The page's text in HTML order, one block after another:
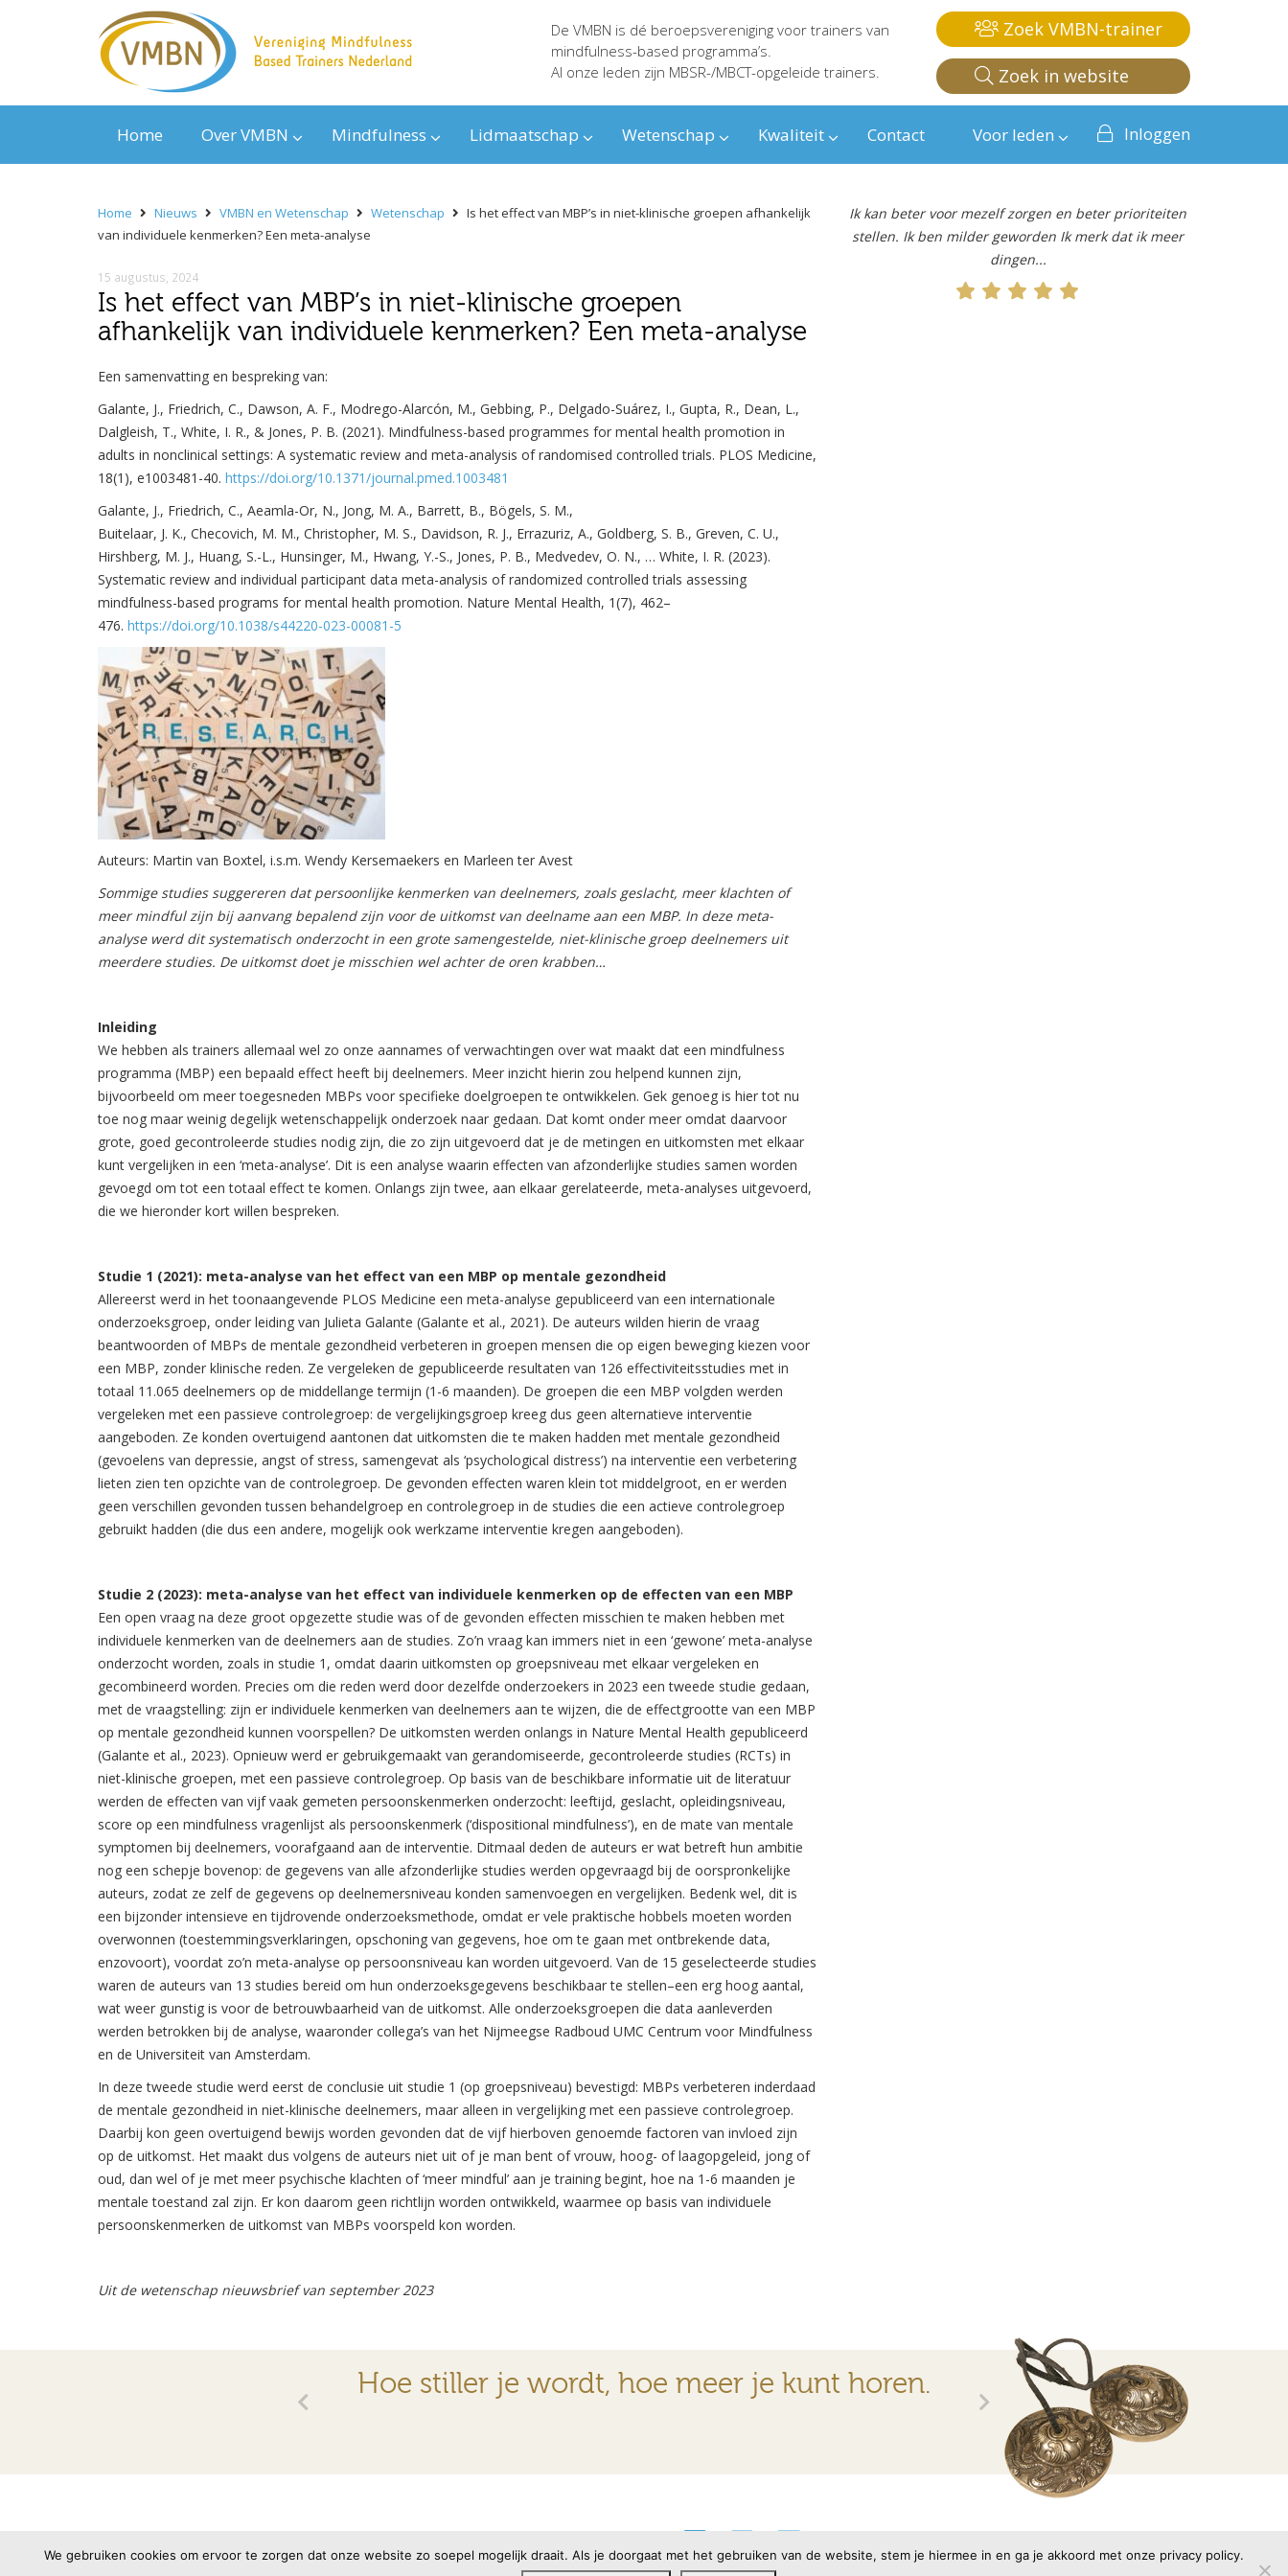
De VMBN is dé beroepsvereniging voor trainers van
mindfulness-based programma’s.
Al onze leden zijn MBSR-/MBCT-opgeleide trainers.
Zoek VMBN-trainer
Zoek in website
Home Over VMBN Mindfulness Lidmaatschap Wetenschap Kwaliteit Contact Voor leden Inloggen
Home Nieuws VMBN en Wetenschap Wetenschap
Is het effect van MBP’s in niet-klinische groepen afhankelijk
van individuele kenmerken? Een meta-analyse
15 augustus, 2024
Is het effect van MBP’s in niet-klinische groepen
afhankelijk van individuele kenmerken? Een meta-analyse
Een samenvatting en bespreking van:
Galante, J., Friedrich, C., Dawson, A. F., Modrego-Alarcón, M., Gebbing, P., Delgado-Suárez, I., Gupta, R., Dean, L.,
Dalgleish, T., White, I. R., & Jones, P. B. (2021). Mindfulness-based programmes for mental health promotion in
adults in nonclinical settings: A systematic review and meta-analysis of randomised controlled trials. PLOS Medicine,
18(1), e1003481-40. https://doi.org/10.1371/journal.pmed.1003481
Galante, J., Friedrich, C., Aeamla-Or, N., Jong, M. A., Barrett, B., Bögels, S. M.,
Buitelaar, J. K., Checovich, M. M., Christopher, M. S., Davidson, R. J., Errazuriz, A., Goldberg, S. B., Greven, C. U.,
Hirshberg, M. J., Huang, S.-L., Hunsinger, M., Hwang, Y.-S., Jones, P. B., Medvedev, O. N., … White, I. R. (2023).
Systematic review and individual participant data meta-analysis of randomized controlled trials assessing
mindfulness-based programs for mental health promotion. Nature Mental Health, 1(7), 462–
476. https://doi.org/10.1038/s44220-023-00081-5
Auteurs: Martin van Boxtel, i.s.m. Wendy Kersemaekers en Marleen ter Avest
Sommige studies suggereren dat persoonlijke kenmerken van deelnemers, zoals geslacht, meer klachten of
meer mindful zijn bij aanvang bepalend zijn voor de uitkomst van deelname aan een MBP. In deze meta-
analyse werd dit systematisch onderzocht in een grote samengestelde, niet-klinische groep deelnemers uit
meerdere studies. De uitkomst doet je misschien wel achter de oren krabben…
Inleiding
We hebben als trainers allemaal wel zo onze aannames of verwachtingen over wat maakt dat een mindfulness
programma (MBP) een bepaald effect heeft bij deelnemers. Meer inzicht hierin zou helpend kunnen zijn,
bijvoorbeeld om meer toegesneden MBPs voor specifieke doelgroepen te ontwikkelen. Gek genoeg is hier tot nu
toe nog maar weinig degelijk wetenschappelijk onderzoek naar gedaan. Dat komt onder meer omdat daarvoor
grote, goed gecontroleerde studies nodig zijn, die zo zijn uitgevoerd dat je de metingen en uitkomsten met elkaar
kunt vergelijken in een ‘meta-analyse’. Dit is een analyse waarin effecten van afzonderlijke studies samen worden
gevoegd om tot een totaal effect te komen. Onlangs zijn twee, aan elkaar gerelateerde, meta-analyses uitgevoerd,
die we hieronder kort willen bespreken.
Studie 1 (2021): meta-analyse van het effect van een MBP op mentale gezondheid
Allereerst werd in het toonaangevende PLOS Medicine een meta-analyse gepubliceerd van een internationale
onderzoeksgroep, onder leiding van Julieta Galante (Galante et al., 2021). De auteurs wilden hierin de vraag
beantwoorden of MBPs de mentale gezondheid verbeteren in groepen mensen die op eigen beweging kiezen voor
een MBP, zonder klinische reden. Ze vergeleken de gepubliceerde resultaten van 126 effectiviteitsstudies met in
totaal 11.065 deelnemers op de middellange termijn (1-6 maanden). De groepen die een MBP volgden werden
vergeleken met een passieve controlegroep: de vergelijkingsgroep kreeg dus geen alternatieve interventie
aangeboden. Ze konden overtuigend aantonen dat uitkomsten die te maken hadden met mentale gezondheid
(gevoelens van depressie, angst of stress, samengevat als ‘psychological distress’) na interventie een verbetering
lieten zien ten opzichte van de controlegroep. De gevonden effecten waren klein tot middelgroot, en er werden
geen verschillen gevonden tussen behandelgroep en controlegroep in de studies die een actieve controlegroep
gebruikt hadden (die dus een andere, mogelijk ook werkzame interventie kregen aangeboden).
Studie 2 (2023): meta-analyse van het effect van individuele kenmerken op de effecten van een MBP
Een open vraag na deze groot opgezette studie was of de gevonden effecten misschien te maken hebben met
individuele kenmerken van de deelnemers aan de studies. Zo’n vraag kan immers niet in een ‘gewone’ meta-analyse
onderzocht worden, zoals in studie 1, omdat daarin uitkomsten op groepsniveau met elkaar vergeleken en
gecombineerd worden. Precies om die reden werd door dezelfde onderzoekers in 2023 een tweede studie gedaan,
met de vraagstelling: zijn er individuele kenmerken van deelnemers aan te wijzen, die de effectgrootte van een MBP
op mentale gezondheid kunnen voorspellen? De uitkomsten werden onlangs in Nature Mental Health gepubliceerd
(Galante et al., 2023). Opnieuw werd er gebruikgemaakt van gerandomiseerde, gecontroleerde studies (RCTs) in
niet-klinische groepen, met een passieve controlegroep. Op basis van de beschikbare informatie uit de literatuur
werden de effecten van vijf vaak gemeten persoonskenmerken onderzocht: leeftijd, geslacht, opleidingsniveau,
score op een mindfulness vragenlijst als persoonskenmerk (‘dispositional mindfulness’), en de mate van mentale
symptomen bij deelnemers, voorafgaand aan de interventie. Ditmaal deden de auteurs er wat betreft hun ambitie
nog een schepje bovenop: de gegevens van alle afzonderlijke studies werden opgevraagd bij de oorspronkelijke
auteurs, zodat ze zelf de gegevens op deelnemersniveau konden samenvoegen en vergelijken. Bedenk wel, dit is
een bijzonder intensieve en tijdrovende onderzoeksmethode, omdat er vele praktische hobbels moeten worden
overwonnen (toestemmingsverklaringen, opschoning van gegevens, hoe om te gaan met ontbrekende data,
enzovoort), voordat zo’n meta-analyse op persoonsniveau kan worden uitgevoerd. Van de 15 geselecteerde studies
waren de auteurs van 13 studies bereid om hun onderzoeksgegevens beschikbaar te stellen–een erg hoog aantal,
wat weer gunstig is voor de betrouwbaarheid van de uitkomst. Alle onderzoeksgroepen die data aanleverden
werden betrokken bij de analyse, waaronder collega’s van het Nijmeegse Radboud UMC Centrum voor Mindfulness
en de Universiteit van Amsterdam.
In deze tweede studie werd eerst de conclusie uit studie 1 (op groepsniveau) bevestigd: MBPs verbeteren inderdaad
de mentale gezondheid in niet-klinische deelnemers, maar alleen in vergelijking met een passieve controlegroep.
Daarbij kon geen overtuigend bewijs worden gevonden dat de vijf hierboven genoemde factoren van invloed zijn
op de uitkomst. Het maakt dus volgens de auteurs niet uit of je man bent of vrouw, hoog- of laagopgeleid, jong of
oud, dan wel of je met meer psychische klachten of ‘meer mindful’ aan je training begint, hoe na 1-6 maanden je
mentale toestand zal zijn. Er kon daarom geen richtlijn worden ontwikkeld, waarmee op basis van individuele
persoonskenmerken de uitkomst van MBPs voorspeld kon worden.
Uit de wetenschap nieuwsbrief van september 2023
Ik kan beter voor mezelf zorgen en beter prioriteiten
stellen. Ik ben milder geworden Ik merk dat ik meer
dingen...
Hoe stiller je wordt, hoe meer je kunt horen.
We gebruiken cookies om ervoor te zorgen dat onze website zo soepel mogelijk draait. Als je doorgaat met het gebruiken van de website, stem je hiermee in en ga je akkoord met onze privacy policy.